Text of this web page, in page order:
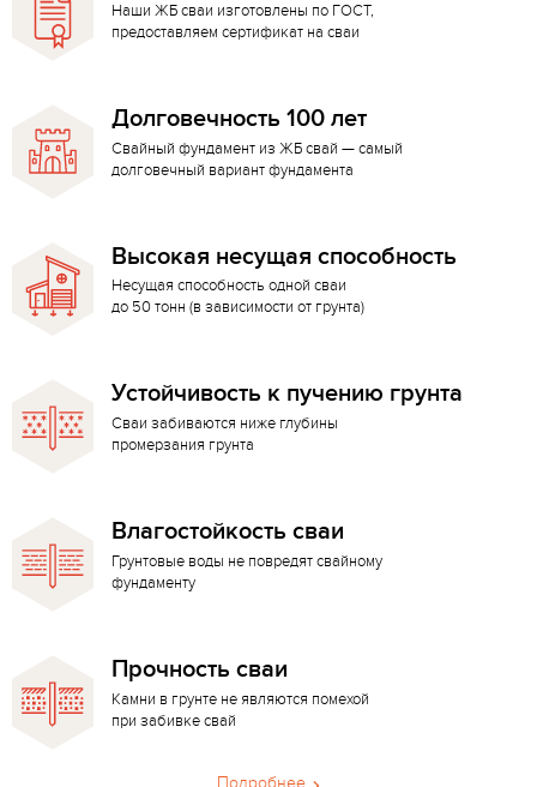
Наши ЖБ сваи изготовлены по ГОСТ,
предоставляем сертификат на сваи
Долговечность 100 лет
Свайный фундамент из ЖБ свай — самый
долговечный вариант фундамента
Высокая несущая способность
Несущая способность одной сваи
до 50 тонн (в зависимости от грунта)
Устойчивость к пучению грунта
Сваи забиваются ниже глубины
промерзания грунта
Влагостойкость сваи
Грунтовые воды не повредят свайному
фундаменту
Прочность сваи
Камни в грунте не являются помехой
при забивке свай
Подробнее